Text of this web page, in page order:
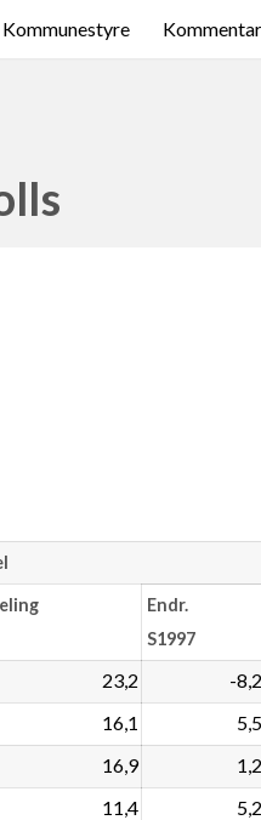
Kommunestyre
Endr.
S1997
23,2 -8,2
16,1 5,5
16,9 1,2
11,4 5,2